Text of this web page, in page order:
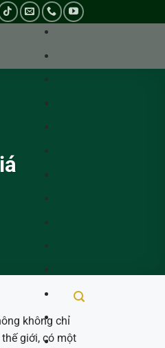
không chỉ
giới, có một